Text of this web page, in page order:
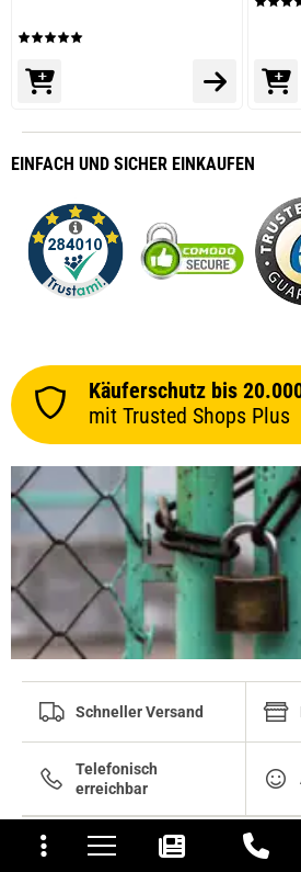
und
EINFACH UND SICHER EINKAUFEN
Käuferschutz bis
mit Trusted Shops Plus
Schneller Versand
Telefonisch
erreichbar
INFORMATIVES